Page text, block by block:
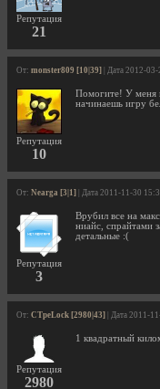
Репутация
21
От: monster809 [10|39] | Дата 2012-
Репутация
10
Помогите! У меня
начинаешь игру
От: Nearga [3|1] | Дата 2011-11-30
Репутация
3
Врубил все на
ниайс, спрайтами
детальные :(
От: CTpeLock [2980|43] | Дата 2011-
Репутация
2980
1 квадратный